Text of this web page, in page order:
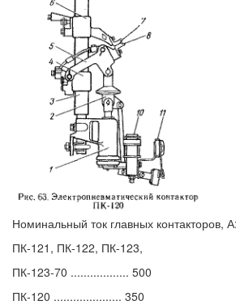
Номинальный ток главных контакторов, А:
ПК-121, ПК-122, ПК-123,
ПК-123-70 .................. 500
ПК-120 ..................... 350